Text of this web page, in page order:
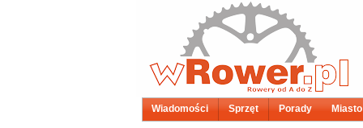
Wiadomości Sprzęt Porady Miasto